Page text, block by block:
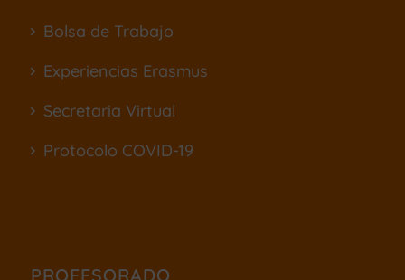
Bolsa de Trabajo
Experiencias Erasmus
Secretaria Virtual
Protocolo COVID-19
PROFESORADO